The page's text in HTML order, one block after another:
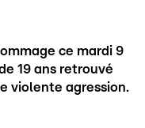
ce mardi 9
19 ans retrouvé
violente agression.